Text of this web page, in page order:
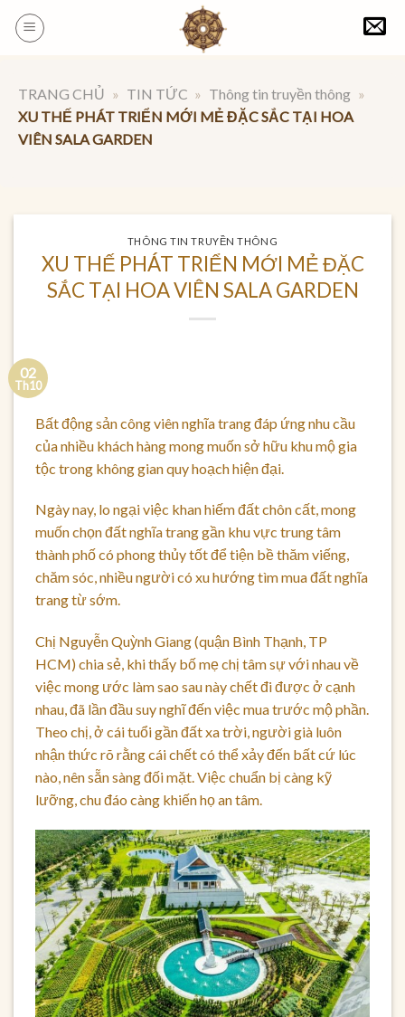
Skip
TRANG CHỦ » TIN TỨC » Thông tin truyền thông »
XU THẾ PHÁT TRIỂN MỚI MẺ ĐẶC SẮC TẠI HOA
VIÊN SALA GARDEN
THÔNG TIN TRUYỀN THÔNG
XU THẾ PHÁT TRIỂN MỚI MẺ ĐẶC
SẮC TẠI HOA VIÊN SALA GARDEN
02
Th10
Bất động sản công viên nghĩa trang đáp ứng nhu cầu
của nhiều khách hàng mong muốn sở hữu khu mộ gia
tộc trong không gian quy hoạch hiện đại.
Ngày nay, lo ngại việc khan hiếm đất chôn cất, mong
muốn chọn đất nghĩa trang gần khu vực trung tâm
thành phố có phong thủy tốt để tiện bề thăm viếng,
chăm sóc, nhiều người có xu hướng tìm mua đất nghĩa
trang từ sớm.
Chị Nguyễn Quỳnh Giang (quận Bình Thạnh, TP
HCM) chia sẻ, khi thấy bố mẹ chị tâm sự với nhau về
việc mong ước làm sao sau này chết đi được ở cạnh
nhau, đã lần đầu suy nghĩ đến việc mua trước mộ phần.
Theo chị, ở cái tuổi gần đất xa trời, người già luôn
nhận thức rõ rằng cái chết có thể xảy đến bất cứ lúc
nào, nên sẵn sàng đối mặt. Việc chuẩn bị càng kỹ
lưỡng, chu đáo càng khiến họ an tâm.